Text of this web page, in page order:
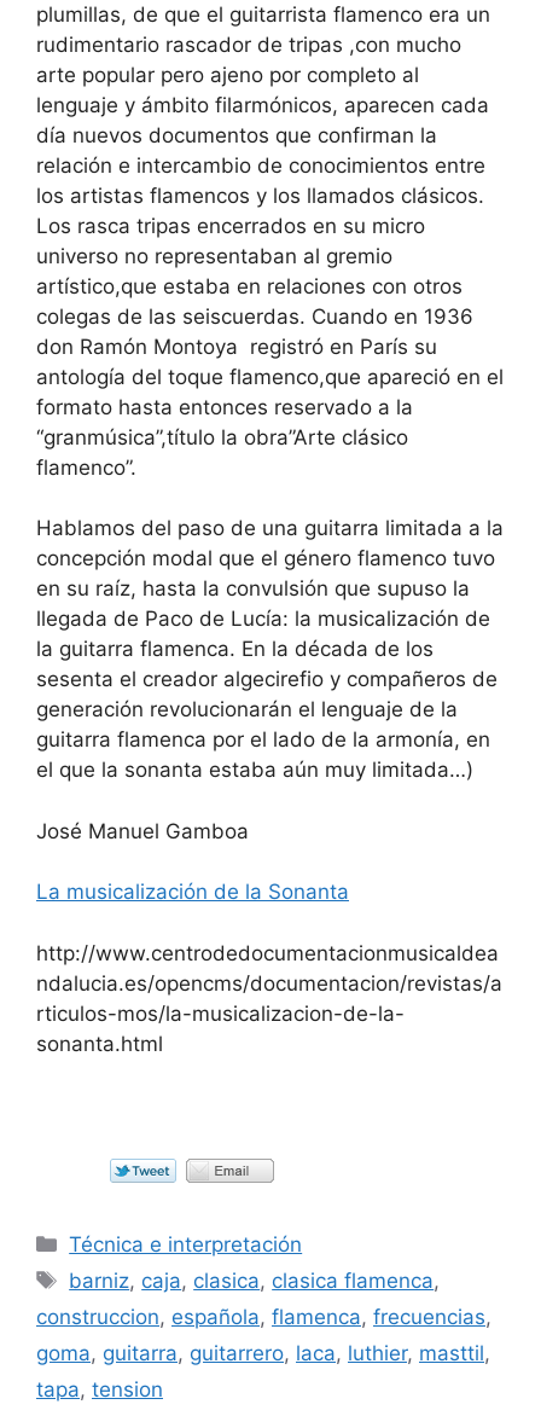
plumillas, de que el guitarrista flamenco era un
rudimentario rascador de tripas ,con mucho
arte popular pero ajeno por completo al
lenguaje y ámbito filarmónicos, aparecen cada
día nuevos documentos que confirman la
relación e intercambio de conocimientos entre
los artistas flamencos y los llamados clásicos.
Los rasca tripas encerrados en su micro
universo no representaban al gremio
artístico,que estaba en relaciones con otros
colegas de las seiscuerdas. Cuando en 1936
don Ramón Montoya registró en París su
antología del toque flamenco,que apareció en el
formato hasta entonces reservado a la
“granmúsica”,título la obra”Arte clásico
flamenco”.
Hablamos del paso de una guitarra limitada a la
concepción modal que el género flamenco tuvo
en su raíz, hasta la convulsión que supuso la
llegada de Paco de Lucía: la musicalización de
la guitarra flamenca. En la década de los
sesenta el creador algecirefio y compañeros de
generación revolucionarán el lenguaje de la
guitarra flamenca por el lado de la armonía, en
el que la sonanta estaba aún muy limitada…)
José Manuel Gamboa
La musicalización de la Sonanta
http://www.centrodedocumentacionmusicaldea
ndalucia.es/opencms/documentacion/revistas/a
rticulos-mos/la-musicalizacion-de-la-
sonanta.html
Categorías
Técnica e interpretación
Etiquetas
barniz, caja, clasica, clasica flamenca,
construccion, española, flamenca, frecuencias,
goma, guitarra, guitarrero, laca, luthier, masttil,
tapa, tension